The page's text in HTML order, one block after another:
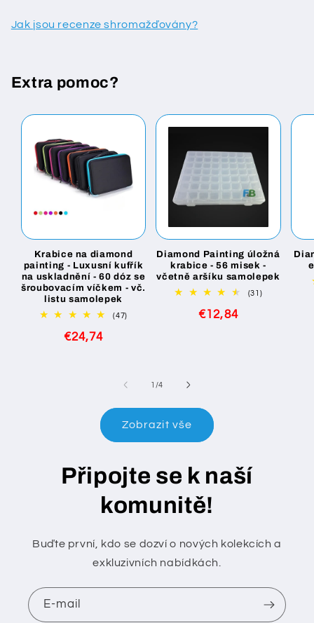
Jak jsou recenze shromažďovány?
Extra pomoc?
Krabice na diamond
painting - Luxusní kufřík
na uskladnění - 60 dóz se
šroubovacím víčkem - vč.
listu samolepek
(47)
Běžná
€24,74
Diamond Painting úložná
krabice - 56 misek -
včetně aršíku samolepek
(31)31
Běžná
€12,84
1 /z4
Zobrazit vše
Připojte se k naší
komunitě!
Buďte první, kdo se dozví o nových kolekcích a
exkluzivních nabídkách.
E-mail